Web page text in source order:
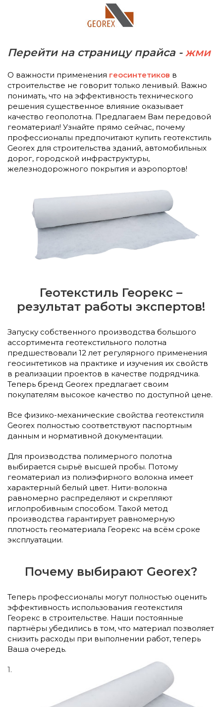
Перейти на страницу прайса - жми
О важности применения геосинтетиков в
строительстве не говорит только ленивый. Важно
понимать, что на эффективность технического
решения существенное влияние оказывает
качество геополотна. Предлагаем Вам передовой
геоматериал! Узнайте прямо сейчас, почему
профессионалы предпочитают купить геотекстиль
Georex для строительства зданий, автомобильных
дорог, городской инфраструктуры,
железнодорожного покрытия и аэропортов!
Геотекстиль Георекс –
результат работы экспертов!
Запуску собственного производства большого
ассортимента геотекстильного полотна
предшествовали 12 лет регулярного применения
геосинтетиков на практике и изучения их свойств
в реализации проектов в качестве подрядчика.
Теперь бренд Georex предлагает своим
покупателям высокое качество по доступной цене.
Все физико-механические свойства геотекстиля
Georex полностью соответствуют паспортным
данным и нормативной документации.
Для производства полимерного полотна
выбирается сырьё высшей пробы. Потому
геоматериал из полиэфирного волокна имеет
характерный белый цвет. Нити-волокна
равномерно распределяют и скрепляют
иглопробивным способом. Такой метод
производства гарантирует равномерную
плотность геоматериала Георекс на всём сроке
эксплуатации.
Почему выбирают Georex?
Теперь профессионалы могут полностью оценить
эффективность использования геотекстиля
Георекс в строительстве. Наши постоянные
партнёры убедились в том, что материал позволяет
снизить расходы при выполнении работ, теперь
Ваша очередь.